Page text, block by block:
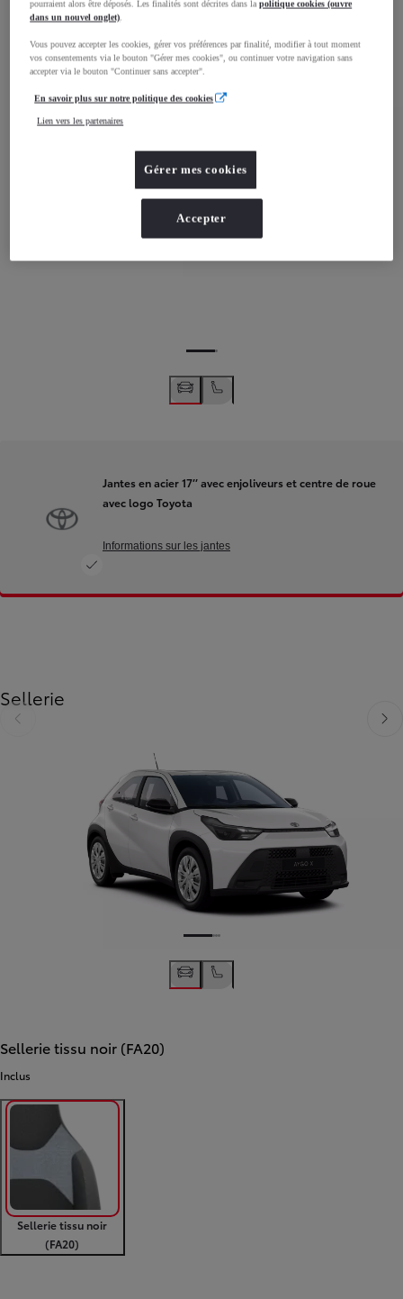
Jantes en acier 17’’ avec enjoliveurs et centre de roue
avec logo Toyota
Informations sur les jantes
Sellerie
Diapositive précédente
Sellerie tissu noir (FA20)
Inclus
Sellerie tissu noir
(FA20)
pourraient alors être déposés. Les finalités sont décrites dans lapolitique cookies (ouvre
dans un nouvel onglet).
Vous pouvez accepter les cookies, gérer vos préférences par finalité, modifier à tout moment
vos consentements via le bouton "Gérer mes cookies", ou continuer votre navigation sans
accepter via le bouton "Continuer sans accepter".
En savoir plus sur notre politique des cookies
Lien vers les partenaires
Gérer mes cookies
Accepter